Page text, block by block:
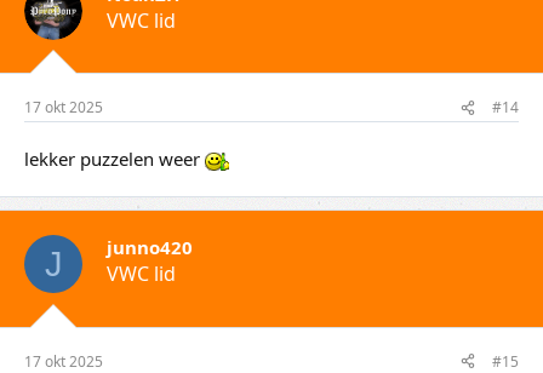
VWC lid
17 okt 2025 #14
lekker puzzelen weer
J junno420
VWC lid
17 okt 2025 #15